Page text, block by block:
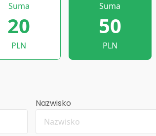
Suma
20
PLN
Suma
50
PLN
Nazwisko